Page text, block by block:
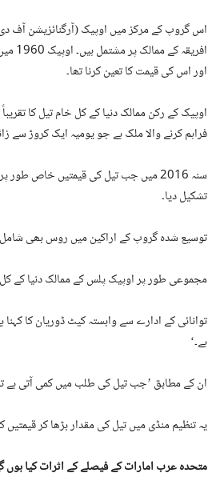
اور اس کی قیمت کا تعین کرنا تھا۔
فراہم کرنے والا ملک ہے جو یومیہ ایک کروڑ سے
تشکیل دیا۔
توسیع شدہ گروپ کے اراکین میں روس بھی شامل
مجموعی طور پر اوپیک پلس کے ممالک دنیا کے کل خام تیل کا لگ
توانائی کے ادارے سے وابستہ کیٹ ڈوریان کا
ہے۔‘
ان کے مطابق ’جب تیل کی طلب میں کمی آتی ہے
یہ تنظیم منڈی میں تیل کی مقدار بڑھا کر
متحدہ عرب امارات کے فیصلے کے اثرات کیا ہوں